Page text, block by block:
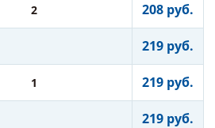
2 208 руб.
219 руб.
1 219 руб.
219 руб.